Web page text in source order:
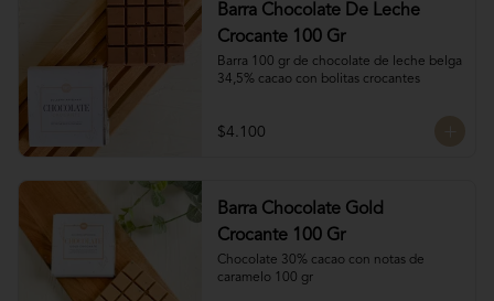
Barra Chocolate De Leche
Crocante 100 Gr
Barra 100 gr de chocolate de leche belga
34,5% cacao con bolitas crocantes
$4.100
Barra Chocolate Gold
Crocante 100 Gr
Chocolate 30% cacao con notas de
caramelo 100 gr